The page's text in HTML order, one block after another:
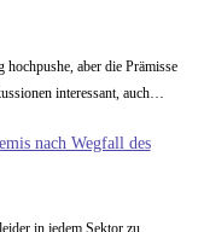
aber die Prämisse
interessant, auch…
nach Wegfall des
in jedem Sektor zu